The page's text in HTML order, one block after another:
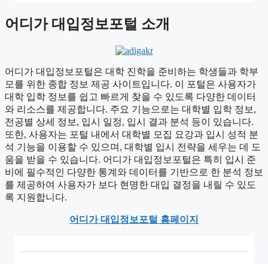
어디가 대입정보포털 소개
어디가 대입정보포털은 대학 진학을 준비하는 학생들과 학부
모를 위한 종합 정보 제공 사이트입니다. 이 포털은 사용자가
대학 입학 정보를 쉽고 빠르게 찾을 수 있도록 다양한 데이터
와 리소스를 제공합니다. 주요 기능으로는 대학별 입학 정보,
전공별 상세 정보, 입시 일정, 입시 결과 분석 등이 있습니다.
또한, 사용자는 포털 내에서 대학별 모집 요강과 입시 성적 분
석 기능을 이용할 수 있으며, 대학별 입시 전략을 세우는 데 도
움을 받을 수 있습니다. 어디가 대입정보포털은 특히 입시 준
비에 필수적인 다양한 통계와 데이터를 기반으로 한 분석 정보
를 제공하여 사용자가 보다 현명한 대입 결정을 내릴 수 있도
록 지원합니다.
어디가 대입정보포털 홈페이지